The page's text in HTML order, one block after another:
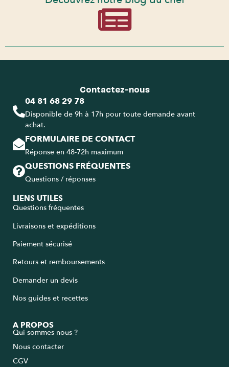
Contactez-nous
04 81 68 29 78
Disponible de 9h à 17h pour toute demande avant
achat.
FORMULAIRE DE CONTACT
Réponse en 48-72h maximum
QUESTIONS FRÉQUENTES
Questions / réponses
LIENS UTILES
Questions fréquentes
Livraisons et expéditions
Paiement sécurisé
Retours et remboursements
Demander un devis
Nos guides et recettes
A PROPOS
Qui sommes nous ?
Nous contacter
CGV